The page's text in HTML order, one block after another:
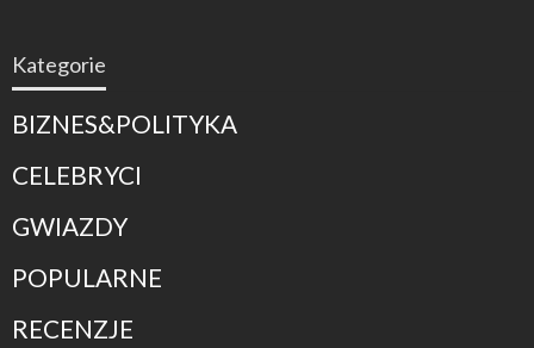
Kategorie
BIZNES&POLITYKA
CELEBRYCI
GWIAZDY
POPULARNE
RECENZJE